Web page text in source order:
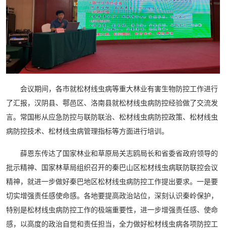
会议期间，各市就松材线虫病等重大林业有害生物防控工作进行
了汇报，汉阴县、鄠邑区、洛南县就松材线虫病防控经验做了交流发
言。常国彬从应急防控与联防联治、松材线虫病防控政策、松材线虫
病防控技术、松材线虫病管理指标等方面进行培训。
薛恩东传达了国家林业和草原局关志鸥局长和省委省政府领导的
批示精神、国家林草局组织召开的秦巴山区松材线虫病联防联控会议
精神，就进一步做好秦巴地区松材线虫病防控工作提出要求。一是要
切实增强责任感使命感。各地要提高政治站位，深刻认识秦岭保护，
特别是松材线虫病防控工作的极端重要性，进一步增强责任感、使命
感，以高度的政治自觉和责任担当，全力做好松材线虫病各项防控工